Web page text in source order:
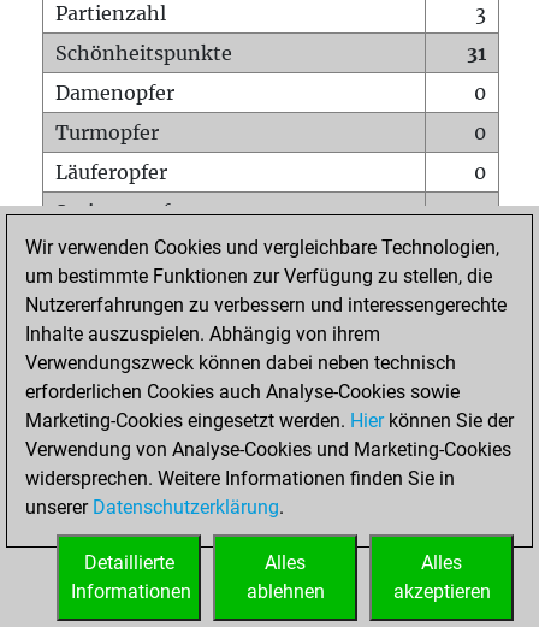
Partienzahl
3
Schönheitspunkte
31
Damenopfer
0
Turmopfer
0
Läuferopfer
0
Springeropfer
1
Bauernopfer
1
Matt auf vollem Brett
0
Bauer setzt Matt
Erstickte Matts
Unterverwandlungen
0
Türme auf der siebten
0
STARTSEITE
Wir verwenden Cookies und vergleichbare Technologien,
um bestimmte Funktionen zur Verfügung zu stellen, die
Nutzererfahrungen zu verbessern und interessengerechte
Inhalte auszuspielen. Abhängig von ihrem
Verwendungszweck können dabei neben technisch
erforderlichen Cookies auch Analyse-Cookies sowie
Marketing-Cookies eingesetzt werden. Hierkönnen Sie der
Verwendung von Analyse-Cookies und Marketing-Cookies
widersprechen. Weitere Informationen finden Sie in
unserer Datenschutzerklärung.
Alles
akzeptieren
Alles
ablehnen
Detaillierte
Informationen